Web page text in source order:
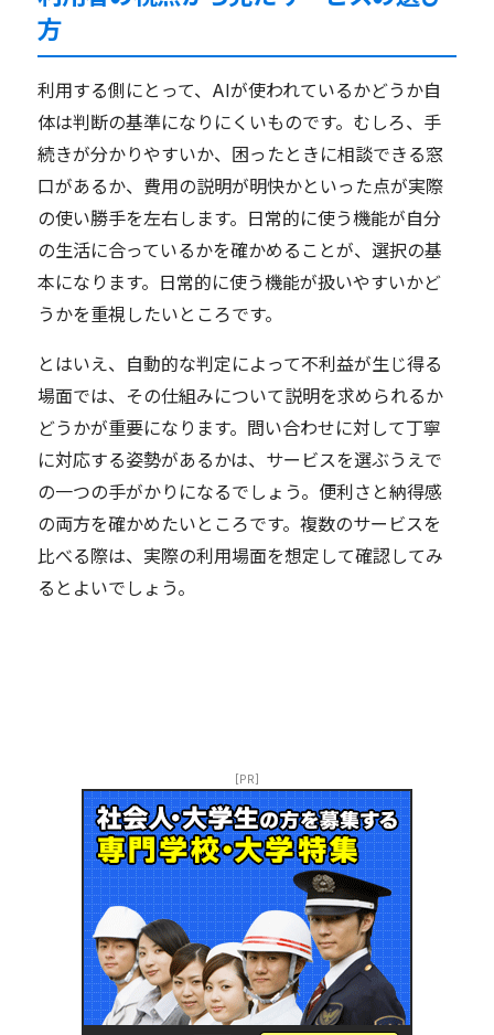
方
利用する側にとって、AIが使われているかどうか自
体は判断の基準になりにくいものです。むしろ、手
続きが分かりやすいか、困ったときに相談できる窓
口があるか、費用の説明が明快かといった点が実際
の使い勝手を左右します。日常的に使う機能が自分
の生活に合っているかを確かめることが、選択の基
本になります。日常的に使う機能が扱いやすいかど
うかを重視したいところです。
とはいえ、自動的な判定によって不利益が生じ得る
場面では、その仕組みについて説明を求められるか
どうかが重要になります。問い合わせに対して丁寧
に対応する姿勢があるかは、サービスを選ぶうえで
の一つの手がかりになるでしょう。便利さと納得感
の両方を確かめたいところです。複数のサービスを
比べる際は、実際の利用場面を想定して確認してみ
るとよいでしょう。
[PR]